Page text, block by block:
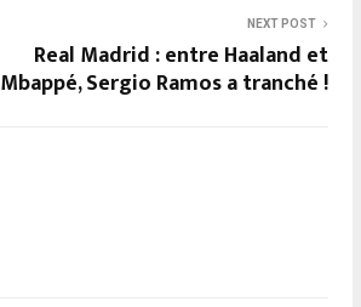
NEXT POST
Real Madrid : entre Haaland et
Mbappé, Sergio Ramos a tranché !